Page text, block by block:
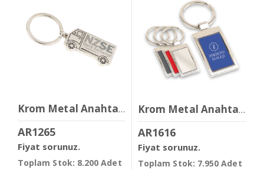
Krom Metal Anahtarlık
AR1265
Fiyat sorunuz.
Toplam Stok: 8.200 Adet
Krom Metal Anahtarlık
AR1616
Fiyat sorunuz.
Toplam Stok: 7.950 Adet